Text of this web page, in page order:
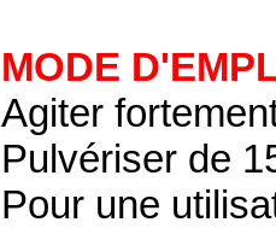
MODE
Agiter
Pulvériser de
Pour une